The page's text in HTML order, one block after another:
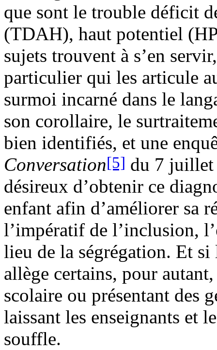
que sont le trouble déficit
(TDAH), haut potentiel
sujets trouvent à s’en
particulier qui les articule
surmoi incarné dans le
son corollaire, le
bien identifiés, et une
Conversation[5] du 7
désireux d’obtenir ce
enfant afin d’améliorer sa
l’impératif de l’inclusion,
lieu de la ségrégation. Et si
allège certains, pour
scolaire ou présentant des
laissant les enseignants et
souffle.